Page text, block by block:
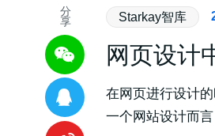
分
享
Starkay智库
网页设计
在网页进行设计
一个网站设计而